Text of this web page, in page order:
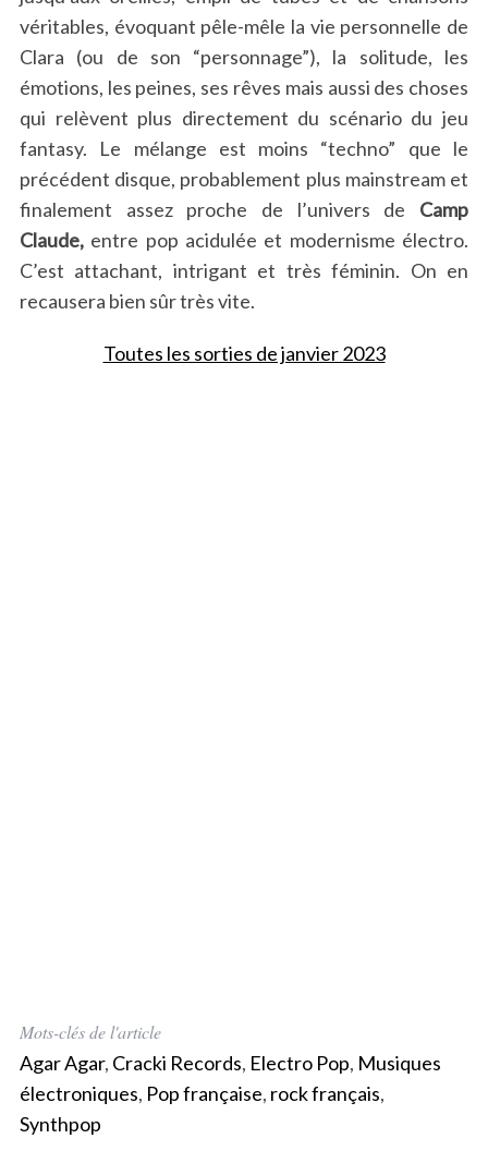
véritables, évoquant pêle-mêle la vie personnelle de
Clara (ou de son “personnage”), la solitude, les
émotions, les peines, ses rêves mais aussi des choses
qui relèvent plus directement du scénario du jeu
fantasy. Le mélange est moins “techno” que le
précédent disque, probablement plus mainstream et
finalement assez proche de l’univers de Camp
Claude, entre pop acidulée et modernisme électro.
C’est attachant, intrigant et très féminin. On en
recausera bien sûr très vite.
Toutes les sorties de janvier 2023
Mots-clés de l'article
Agar Agar, Cracki Records, Electro Pop, Musiques
électroniques, Pop française, rock français,
Synthpop